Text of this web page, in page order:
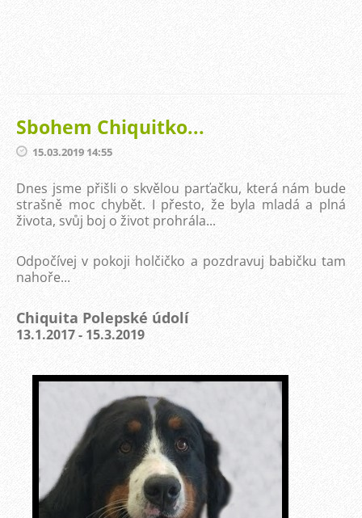
Sbohem Chiquitko...
15.03.2019 14:55
Dnes jsme přišli o skvělou parťačku, která nám bude
strašně moc chybět. I přesto, že byla mladá a plná
života, svůj boj o život prohrála...
Odpočívej v pokoji holčičko a pozdravuj babičku tam
nahoře...
Chiquita Polepské údolí
13.1.2017 - 15.3.2019